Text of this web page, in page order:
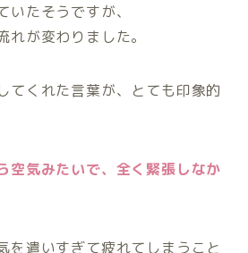
たそうですが、
が変わりました。
てくれた言葉が、とても印象的
空気みたいで、全く緊張しなか
を遣いすぎて疲れてしまうこと